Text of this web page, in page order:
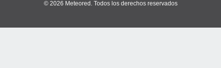
© 2026 Meteored. Todos los derechos reservados